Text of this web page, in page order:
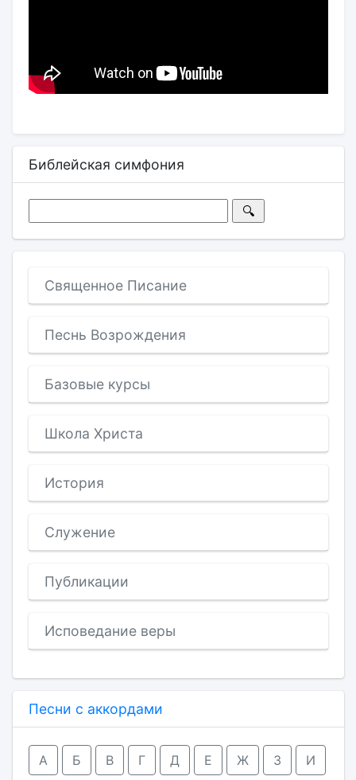
Библейская симфония
Священное Писание
Песнь Возрождения
Базовые курсы
Школа Христа
История
Служение
Публикации
Исповедание веры
Песни с аккордами
А Б В Г Д Е Ж З И